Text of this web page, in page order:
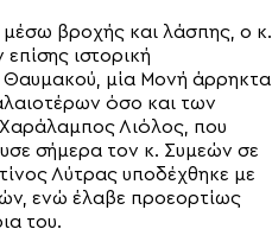
βροχής και λάσπης, ο κ.
ιστορική
Θαυμακού, μία Μονή άρρηκτα
όσο και των
Λιόλος, που
σήμερα τον κ. Συμεών σε
Λύτρας υποδέχθηκε με
ενώ έλαβε προεορτίως
του.